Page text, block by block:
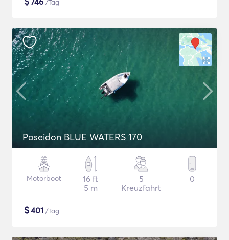
/Tag
Poseidon BLUE WATERS 170
Motorboot
16 ft
5 m
5
Kreuzfahrt
0
$401 /Tag